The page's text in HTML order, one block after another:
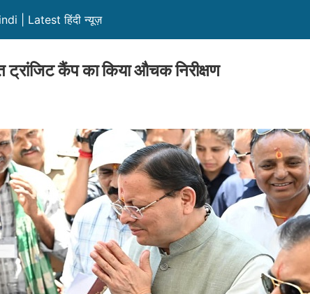
| Latest हिंदी न्यूज़
कैंप का किया औचक निरीक्षण